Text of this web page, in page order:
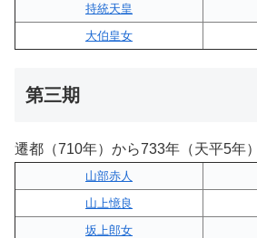
持統天皇
大伯皇女
第三期
遷都（710年）から733年（天平5年
山部赤人
山上憶良
坂上郎女